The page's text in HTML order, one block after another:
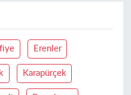
Erenler
Karapürçek